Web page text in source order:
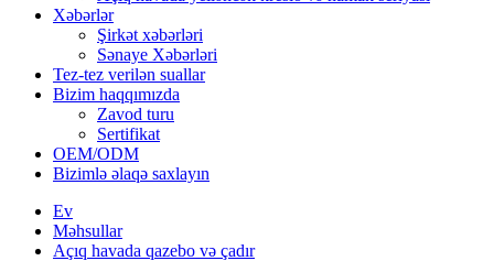
Xəbərlər
Şirkət xəbərləri
Sənaye Xəbərləri
Tez-tez verilən suallar
Bizim haqqımızda
Zavod turu
Sertifikat
OEM/ODM
Bizimlə əlaqə saxlayın
Ev
Məhsullar
Açıq havada qazebo və çadır